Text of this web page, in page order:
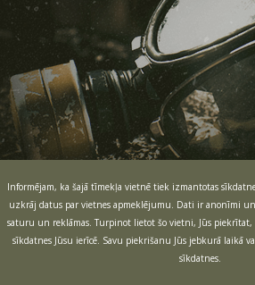
Informējam, ka šajā tīmekļa vietnē tiek izmantotas
uzkrāj datus par vietnes apmeklējumu. Dati ir anonīmi
saturu un reklāmas. Turpinot lietot šo vietni, Jūs
sīkdatnes Jūsu ierīcē. Savu piekrišanu Jūs jebkurā laikā
sīkdatnes.